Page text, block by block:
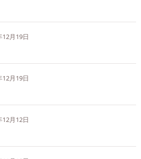
12月19日
12月19日
12月12日